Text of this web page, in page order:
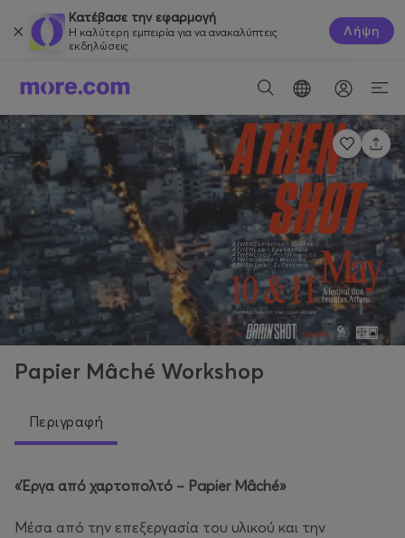
Κατέβασε την εφαρμογή
Η καλύτερη εμπειρία για να ανακαλύπτεις
εκδηλώσεις.
Λήψη
Papier Mâché Workshop
Περιγραφή
«Έργα από χαρτοπολτό – Papier Mâché»
Μέσα από την επεξεργασία του υλικού και την